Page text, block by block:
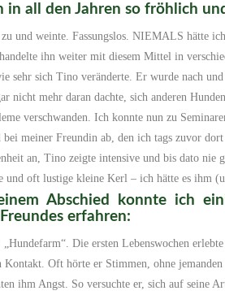
in all den Jahren so fröhlich
und weinte. Fassungslos. NIEMALS hätte
ihn weiter mit diesem Mittel in
sehr sich Tino veränderte. Er wurde nach
nicht mehr daran dachte, sich anderen
verschwanden. Ich konnte nun zu
meiner Freundin ab, den ich tags zuvor
an, Tino zeigte intensive und bis dato nie
und oft lustige kleine Kerl – ich hätte es ihm
Abschied konnte ich
erfahren:
Die ersten Lebenswochen
Kontakt. Oft hörte er Stimmen, ohne
ihm Angst. So versuchte er, sich auf seine